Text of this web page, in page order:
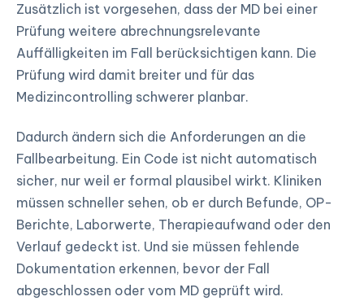
Zusätzlich ist vorgesehen, dass der MD bei einer
Prüfung weitere abrechnungsrelevante
Auffälligkeiten im Fall berücksichtigen kann. Die
Prüfung wird damit breiter und für das
Medizincontrolling schwerer planbar.
Dadurch ändern sich die Anforderungen an die
Fallbearbeitung. Ein Code ist nicht automatisch
sicher, nur weil er formal plausibel wirkt. Kliniken
müssen schneller sehen, ob er durch Befunde, OP-
Berichte, Laborwerte, Therapieaufwand oder den
Verlauf gedeckt ist. Und sie müssen fehlende
Dokumentation erkennen, bevor der Fall
abgeschlossen oder vom MD geprüft wird.